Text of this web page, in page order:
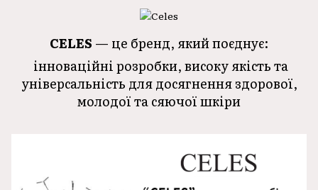
CELES — це бренд, який поєднує:
інноваційні розробки, високу якість та
універсальність для досягнення здорової,
молодої та сяючої шкіри